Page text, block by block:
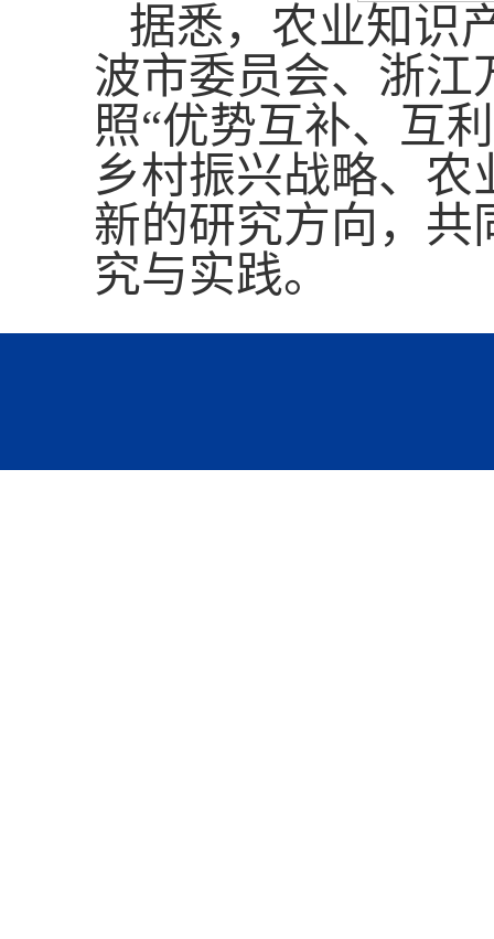
据悉， 农业知识
波市委员会、浙江
照“优势互补、互
乡村振兴战略、
新的研究方向，共
究与实践。